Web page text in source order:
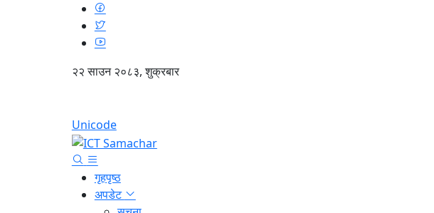
२२ साउन २०८३, शुक्रबार
Unicode
गृहपृष्ठ
अपडेट